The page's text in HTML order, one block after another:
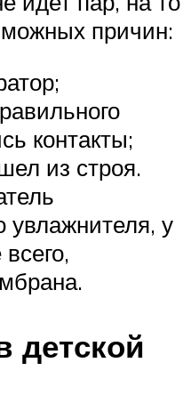
причин:
контакты;
из строя.
увлажнителя, у
детской